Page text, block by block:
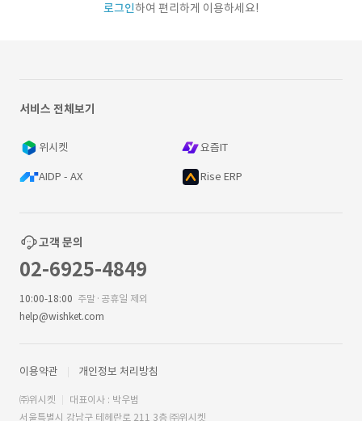
로그인하여 편리하게 이용하세요!
서비스 전체보기
위시켓 요즘IT
AIDP - AX Rise ERP
고객 문의
02-6925-4849
10:00-18:00 주말·공휴일 제외
help@wishket.com
이용약관 개인정보 처리방침
㈜위시켓
대표이사 : 박우범
서울특별시 강남구 테헤란로 211 3층 ㈜위시켓